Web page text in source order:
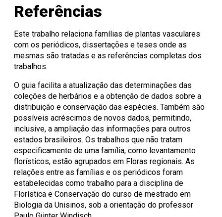
Referências
Este trabalho relaciona famílias de plantas vasculares
com os periódicos, dissertações e teses onde as
mesmas são tratadas e as referências completas dos
trabalhos.
O guia facilita a atualização das determinações das
coleções de herbários e a obtenção de dados sobre a
distribuição e conservação das espécies. Também são
possíveis acréscimos de novos dados, permitindo,
inclusive, a ampliação das informações para outros
estados brasileiros. Os trabalhos que não tratam
especificamente de uma família, como levantamento
florísticos, estão agrupados em Floras regionais. As
relações entre as famílias e os periódicos foram
estabelecidas como trabalho para a disciplina de
Florística e Conservação do curso de mestrado em
Biologia da Unisinos, sob a orientação do professor